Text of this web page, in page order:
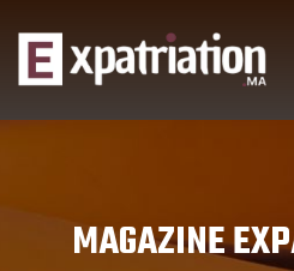
MAGAZINE